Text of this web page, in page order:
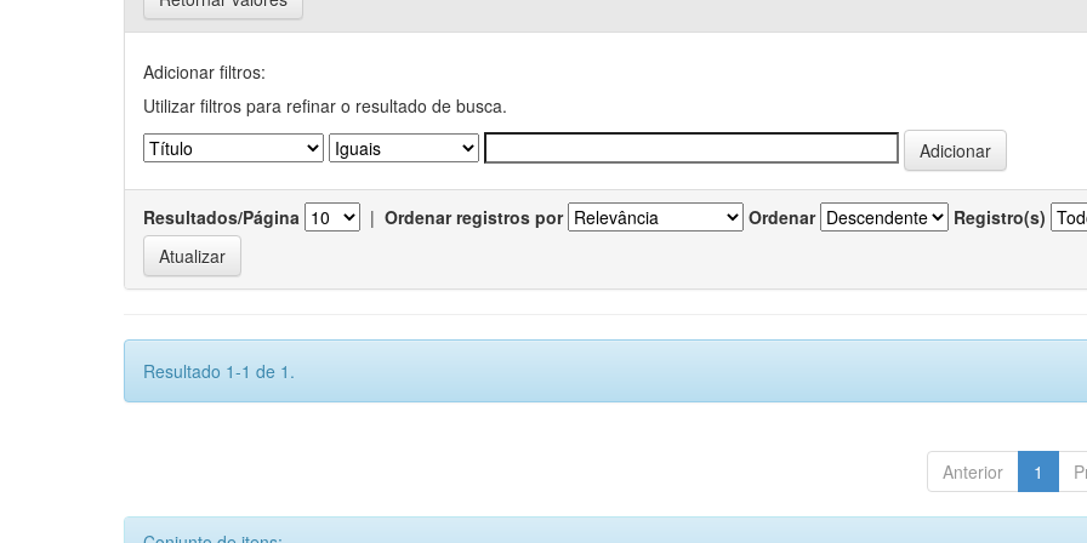
Adicionar filtros:
Utilizar filtros para refinar o resultado de busca.
Resultados/Página | Ordenar registros por Ordenar Registro(s)
Resultado 1-1 de 1.
Anterior 1